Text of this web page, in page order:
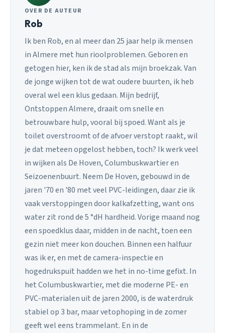
OVER DE AUTEUR
Rob
Ik ben Rob, en al meer dan 25 jaar help ik mensen
in Almere met hun rioolproblemen. Geboren en
getogen hier, ken ik de stad als mijn broekzak. Van
de jonge wijken tot de wat oudere buurten, ik heb
overal wel een klus gedaan. Mijn bedrijf,
Ontstoppen Almere, draait om snelle en
betrouwbare hulp, vooral bij spoed. Want als je
toilet overstroomt of de afvoer verstopt raakt, wil
je dat meteen opgelost hebben, toch? Ik werk veel
in wijken als De Hoven, Columbuskwartier en
Seizoenenbuurt. Neem De Hoven, gebouwd in de
jaren '70 en '80 met veel PVC-leidingen, daar zie ik
vaak verstoppingen door kalkafzetting, want ons
water zit rond de 5 °dH hardheid. Vorige maand nog
een spoedklus daar, midden in de nacht, toen een
gezin niet meer kon douchen. Binnen een halfuur
was ik er, en met de camera-inspectie en
hogedrukspuit hadden we het in no-time gefixt. In
het Columbuskwartier, met die moderne PE- en
PVC-materialen uit de jaren 2000, is de waterdruk
stabiel op 3 bar, maar vetophoping in de zomer
geeft wel eens trammelant. En in de